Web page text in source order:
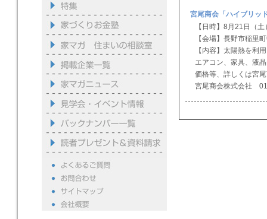
宮尾商会「ハイブリッ
【日時】8月21日（
【会場】長野市稲里
【内容】太陽熱を利
エアコン、家具、液
価格等、詳しくは宮
宮尾商会株式会社